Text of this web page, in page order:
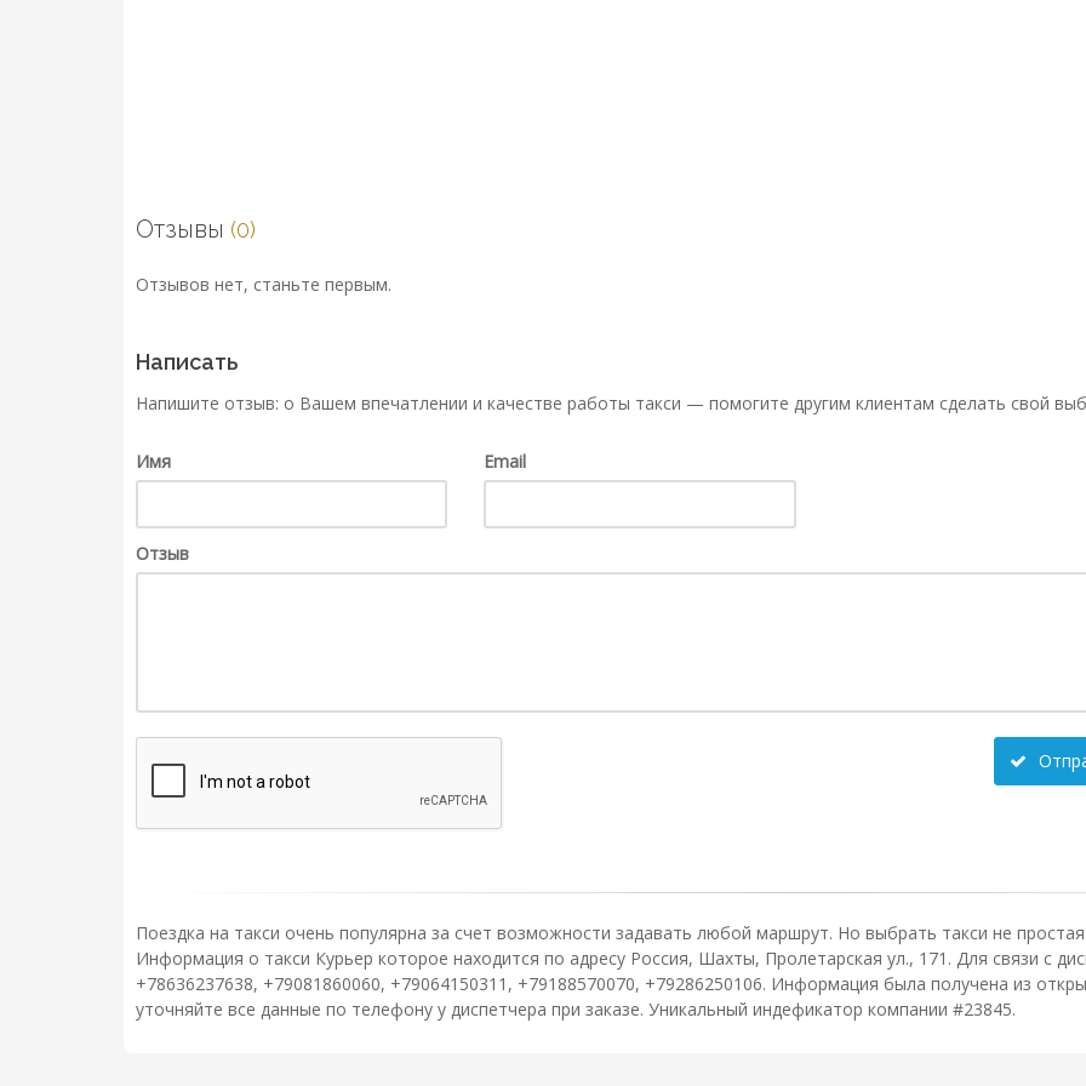
Отзывы (0)
Отзывов нет, станьте первым.
Написать
Напишите отзыв: о Вашем впечатлении и качестве работы такси — помогите другим клиентам сделать свой
Имя Email
Отзыв
Поездка на такси очень популярна за счет возможности задавать любой маршрут. Но выбрать такси не
Информация о такси Курьер которое находится по адресу Россия, Шахты, Пролетарская ул., 171. Для связи с
+78636237638, +79081860060, +79064150311, +79188570070, +79286250106. Информация была получена из
уточняйте все данные по телефону у диспетчера при заказе. Уникальный индефикатор компании #23845.